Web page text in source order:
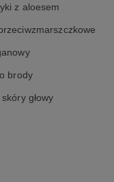
zapomnisz o stresie i
nim Twoja skóra
z aloesem
brody
głowy